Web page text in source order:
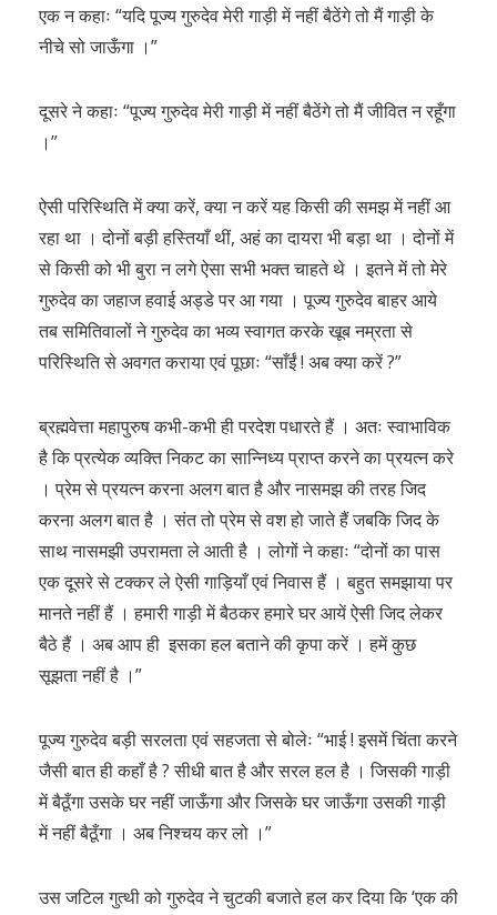
एक न कहाः “यदि पूज्य गुरुदेव मेरी गाड़ी में नहीं बैठेंगे तो मैं गाड़ी के
नीचे सो जाऊँगा ।”
दूसरे ने कहाः “पूज्य गुरुदेव मेरी गाड़ी में नहीं बैठेंगे तो मैं जीवित न रहूँगा
।”
ऐसी परिस्थिति में क्या करें, क्या न करें यह किसी की समझ में नहीं आ
रहा था । दोनों बड़ी हस्तियाँ थीं, अहं का दायरा भी बड़ा था । दोनों में
से किसी को भी बुरा न लगे ऐसा सभी भक्त चाहते थे । इतने में तो मेरे
गुरुदेव का जहाज हवाई अड्डे पर आ गया । पूज्य गुरुदेव बाहर आये
तब समितिवालों ने गुरुदेव का भव्य स्वागत करके खूब नम्रता से
परिस्थिति से अवगत कराया एवं पूछाः “साँईं ! अब क्या करें ?”
ब्रह्मवेत्ता महापुरुष कभी-कभी ही परदेश पधारते हैं । अतः स्वाभाविक
है कि प्रत्येक व्यक्ति निकट का सान्निध्य प्राप्त करने का प्रयत्न करे
। प्रेम से प्रयत्न करना अलग बात है और नासमझ की तरह जिद
करना अलग बात है । संत तो प्रेम से वश हो जाते हैं जबकि जिद के
साथ नासमझी उपरामता ले आती है । लोगों ने कहाः “दोनों का पास
एक दूसरे से टक्कर ले ऐसी गाड़ियाँ एवं निवास हैं । बहुत समझाया पर
मानते नहीं हैं । हमारी गाड़ी में बैठकर हमारे घर आयें ऐसी जिद लेकर
बैठे हैं । अब आप ही इसका हल बताने की कृपा करें । हमें कुछ
सूझता नहीं है ।”
पूज्य गुरुदेव बड़ी सरलता एवं सहजता से बोलेः “भाई ! इसमें चिंता करने
जैसी बात ही कहाँ है ? सीधी बात है और सरल हल है । जिसकी गाड़ी
में बैठूँगा उसके घर नहीं जाऊँगा और जिसके घर जाऊँगा उसकी गाड़ी
में नहीं बैठूँगा । अब निश्चय कर लो ।”
उस जटिल गुत्थी को गुरुदेव ने चुटकी बजाते हल कर दिया कि ‘एक की